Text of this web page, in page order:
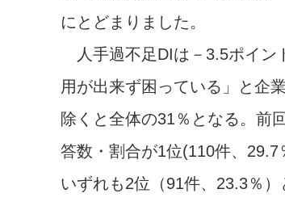
にとどまりました。
人手過不足DIは－3.5ポイン
用が出来ず困っている」と企
除くと全体の31％となる。前
答数・割合が1位(110件、
いずれも2位（91件、23.3％